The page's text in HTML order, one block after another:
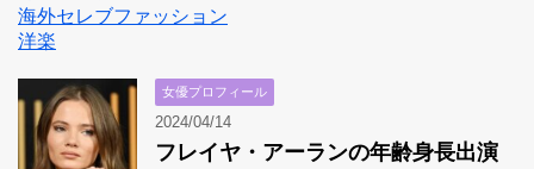
海外セレブファッション
洋楽
女優プロフィール
2024/04/14
フレイヤ・アーランの年齢身長出演